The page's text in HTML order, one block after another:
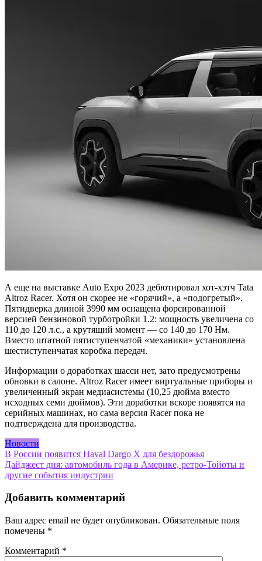
А еще на выставке Auto Expo 2023 дебютировал хот-хэтч Tata
Altroz Racer. Хотя он скорее не «горячий», а «подогретый».
Пятидверка длиной 3990 мм оснащена форсированной
версией бензиновой турботройки 1.2: мощность увеличена со
110 до 120 л.с., а крутящий момент — со 140 до 170 Нм.
Вместо штатной пятиступенчатой «механики» установлена
шестиступенчатая коробка передач.
Информации о доработках шасси нет, зато предусмотрены
обновки в салоне. Altroz Racer имеет виртуальные приборы и
увеличенный экран медиасистемы (10,25 дюйма вместо
исходных семи дюймов). Эти доработки вскоре появятся на
серийных машинах, но сама версия Racer пока не
подтверждена для производства.
Новости
Навигация
по
В России появится Haval Dargo X для бездорожья
Дайджест дня: автомобиль года в Америке, ретро-Тойоты и
другие события индустрии
Добавить комментарий
Ваш адрес email не будет опубликован. Обязательные поля
помечены *
Комментарий *